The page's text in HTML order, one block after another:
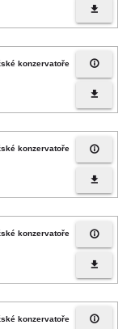
file_download
konzervatoře info_outline
file_download
konzervatoře info_outline
file_download
konzervatoře info_outline
file_download
konzervatoře info_outline